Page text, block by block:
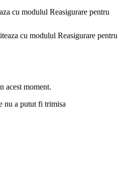
cu modulul Reasigurare pentru
cu modulul Reasigurare pentru
acest moment.
nu a putut fi trimisa